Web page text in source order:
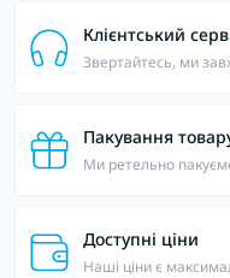
Клієнтський
Звертайтесь, ми
Пакування
Ми ретельно
Доступні ціни
Наші ціни є